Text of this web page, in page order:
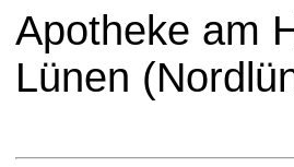
Apotheke am
Lünen